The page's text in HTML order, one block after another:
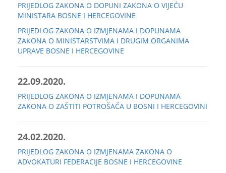
PRIJEDLOG ZAKONA O DOPUNI ZAKONA O VIJEĆU
MINISTARA BOSNE I HERCEGOVINE
PRIJEDLOG ZAKONA O IZMJENAMA I DOPUNAMA
ZAKONA O MINISTARSTVIMA I DRUGIM ORGANIMA
UPRAVE BOSNE I HERCEGOVINE
22.09.2020.
PRIJEDLOG ZAKONA O IZMJENAMA I DOPUNAMA
ZAKONA O ZAŠTITI POTROŠAČA U BOSNI I HERCEGOVINI
24.02.2020.
PRIJEDLOG ZAKONA O IZMJENAMA ZAKONA O
ADVOKATURI FEDERACIJE BOSNE I HERCEGOVINE